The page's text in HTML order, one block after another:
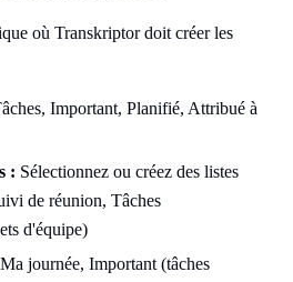
où Transkriptor doit créer les
Important, Planifié, Attribué à
: Sélectionnez ou créez des listes
de réunion, Tâches
d'équipe)
Ma journée, Important (tâches